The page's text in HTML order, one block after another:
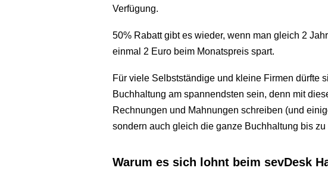
Verfügung.
50% Rabatt gibt es wieder, wenn man gleich 2
einmal 2 Euro beim Monatspreis spart.
Für viele Selbstständige und kleine Firmen dürfte
Buchhaltung am spannendsten sein, denn mit
Rechnungen und Mahnungen schreiben (und
sondern auch gleich die ganze Buchhaltung bis
Warum es sich lohnt beim sevDesk